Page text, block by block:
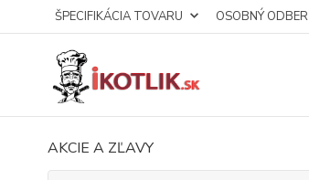
ŠPECIFIKÁCIA TOVARU OSOBNÝ ODBER
AKCIE A ZĽAVY